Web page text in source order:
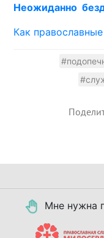
Неожиданно
Как
Мне нужна